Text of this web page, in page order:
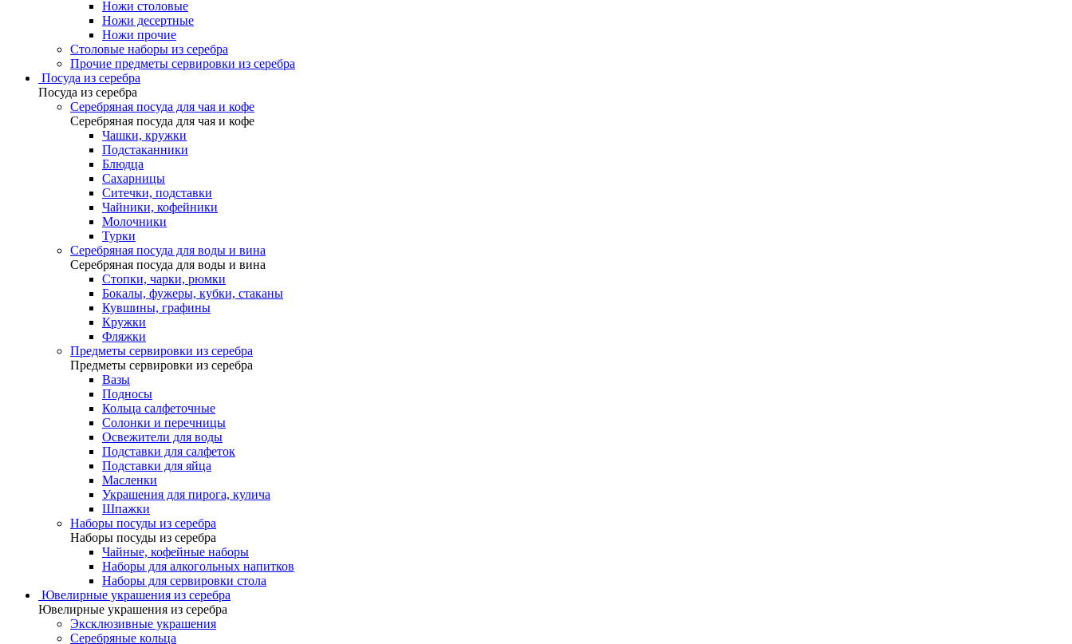
Ножи столовые
Ножи десертные
Ножи прочие
Столовые наборы из серебра
Прочие предметы сервировки из серебра
Посуда из серебра
Посуда из серебра
Серебряная посуда для чая и кофе
Серебряная посуда для чая и кофе
Чашки, кружки
Подстаканники
Блюдца
Сахарницы
Ситечки, подставки
Чайники, кофейники
Молочники
Турки
Серебряная посуда для воды и вина
Серебряная посуда для воды и вина
Стопки, чарки, рюмки
Бокалы, фужеры, кубки, стаканы
Кувшины, графины
Кружки
Фляжки
Предметы сервировки из серебра
Предметы сервировки из серебра
Вазы
Подносы
Кольца салфеточные
Солонки и перечницы
Освежители для воды
Подставки для салфеток
Подставки для яйца
Масленки
Украшения для пирога, кулича
Шпажки
Наборы посуды из серебра
Наборы посуды из серебра
Чайные, кофейные наборы
Наборы для алкогольных напитков
Наборы для сервировки стола
Ювелирные украшения из серебра
Ювелирные украшения из серебра
Эксклюзивные украшения
Серебряные кольца